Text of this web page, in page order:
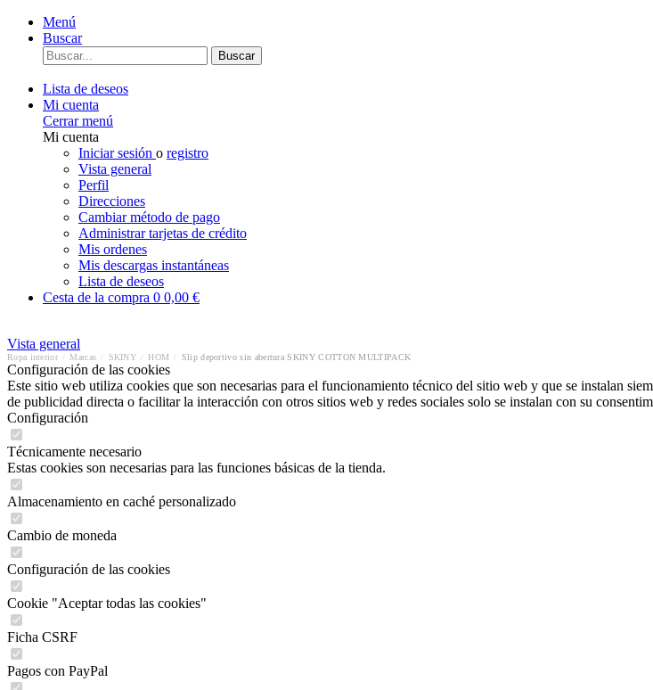
Menú
Buscar
Buscar
Lista de deseos
Mi cuenta
Cerrar menú
Mi cuenta
Iniciar sesión o registro
Vista general
Perfil
Direcciones
Cambiar método de pago
Administrar tarjetas de crédito
Mis ordenes
Mis descargas instantáneas
Lista de deseos
Cesta de la compra 0 0,00 €
Vista general
Ropa interior Marcas SKINY HOM Slip deportivo sin abertura SKINY COTTON MULTIPACK
Configuración de las cookies
Este sitio web utiliza cookies que son necesarias para el funcionamiento técnico del sitio web y que se instalan
de publicidad directa o facilitar la interacción con otros sitios web y redes sociales solo se instalan con su
Configuración
Técnicamente necesario
Estas cookies son necesarias para las funciones básicas de la tienda.
Almacenamiento en caché personalizado
Cambio de moneda
Configuración de las cookies
Cookie "Aceptar todas las cookies"
Ficha CSRF
Pagos con PayPal